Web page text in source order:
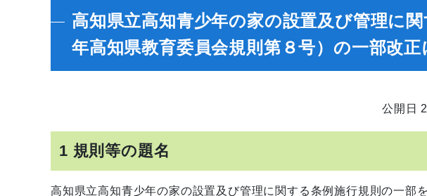
高知県立高知青少年の家の設置及び管理に
年高知県教育委員会規則第８号）の一部改正
公開日
1 規則等の題名
高知県立高知青少年の家の設置及び管理に関する条例施行規則の一部